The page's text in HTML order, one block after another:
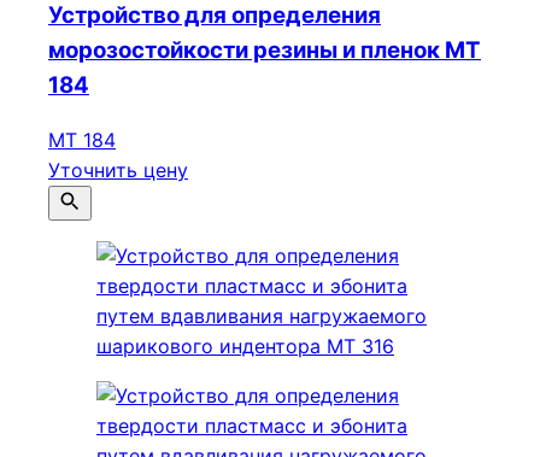
Устройство для определения
морозостойкости резины и пленок МТ
184
МТ 184
Уточнить цену